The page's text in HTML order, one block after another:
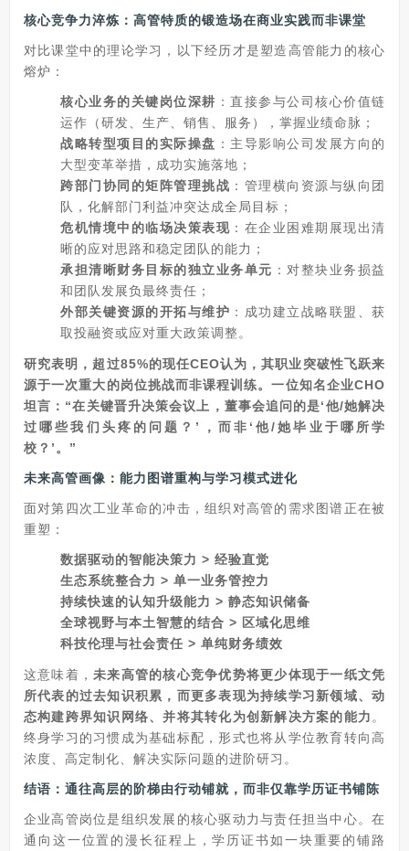
核心竞争力淬炼：高管特质的锻造场在商业实践而非课堂
对比课堂中的理论学习，以下经历才是塑造高管能力的核心
熔炉：
核心业务的关键岗位深耕 ：直接参与公司核心价值链
运作（研发、生产、销售、服务），掌握业绩命脉；
战略转型项目的实际操盘 ：主导影响公司发展方向的
大型变革举措，成功实施落地；
跨部门协同的矩阵管理挑战 ：管理横向资源与纵向团
队，化解部门利益冲突达成全局目标；
危机情境中的临场决策表现 ：在企业困难期展现出清
晰的应对思路和稳定团队的能力；
承担清晰财务目标的独立业务单元 ：对整块业务损益
和团队发展负最终责任；
外部关键资源的开拓与维护 ：成功建立战略联盟、获
取投融资或应对重大政策调整。
研究表明，超过85%的现任CEO认为，其职业突破性飞跃来
源于一次重大的岗位挑战而非课程训练。一位知名企业CHO
坦言：“在关键晋升决策会议上，董事会追问的是‘他/她解决
过哪些我们头疼的问题？’，而非‘他/她毕业于哪所学
校？’。”
未来高管画像：能力图谱重构与学习模式进化
面对第四次工业革命的冲击，组织对高管的需求图谱正在被
重塑：
数据驱动的智能决策力 > 经验直觉
生态系统整合力 > 单一业务管控力
持续快速的认知升级能力 > 静态知识储备
全球视野与本土智慧的结合 > 区域化思维
科技伦理与社会责任 > 单纯财务绩效
这意味着，未来高管的核心竞争优势将更少体现于一纸文凭
所代表的过去知识积累，而更多表现为持续学习新领域、动
态构建跨界知识网络、并将其转化为创新解决方案的能力。
终身学习的习惯成为基础标配，形式也将从学位教育转向高
浓度、高定制化、解决实际问题的进阶研习。
结语：通往高层的阶梯由行动铺就，而非仅靠学历证书铺陈
企业高管岗位是组织发展的核心驱动力与责任担当中心。在
通向这一位置的漫长征程上，学历证书如一块重要的铺路